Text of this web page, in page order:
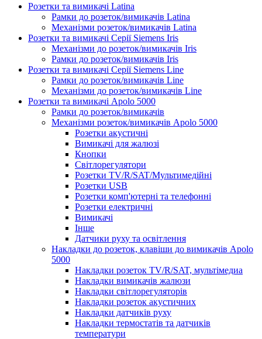
Розетки та вимикачі Latina
Рамки до розеток/вимикачів Latina
Механізми розеток/вимикачів Latina
Розетки та вимикачі Серії Siemens Iris
Механізми до розеток/вимикачів Iris
Рамки до розеток/вимикачів Iris
Розетки та вимикачі Серії Siemens Line
Рамки до розеток/вимикачів Line
Механізми до розеток/вимикачів Line
Розетки та вимикачі Apolo 5000
Рамки до розеток/вимикачів
Механізми розеток/вимикачів Apolo 5000
Розетки акустичні
Вимикачі для жалюзі
Кнопки
Світлорегулятори
Розетки TV/R/SAT/Мультимедійні
Розетки USB
Розетки комп'ютерні та телефонні
Розетки електричні
Вимикачі
Інше
Датчики руху та освітлення
Накладки до розеток, клавіши до вимикачів Apolo
5000
Накладки розеток TV/R/SAT, мультімедиа
Накладки вимикачів жалюзи
Накладки світлорегуляторів
Накладки розеток акустичних
Накладки датчиків руху
Накладки термостатів та датчиків
температури